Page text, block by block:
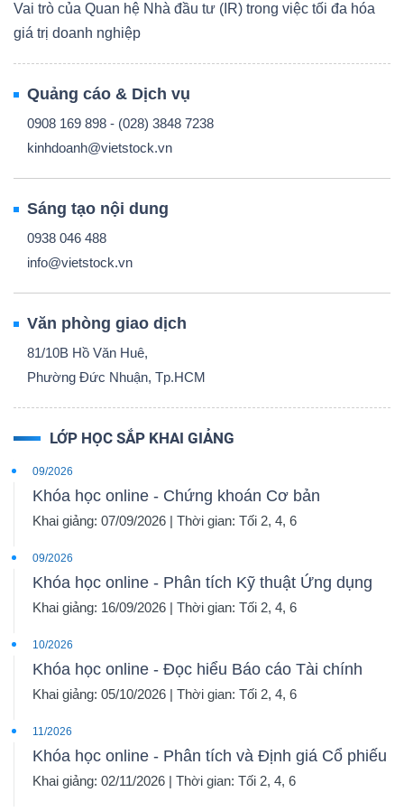
Vai trò của Quan hệ Nhà đầu tư (IR) trong việc tối đa hóa
giá trị doanh nghiệp
Quảng cáo & Dịch vụ
0908 169 898 - (028) 3848 7238
kinhdoanh@vietstock.vn
Sáng tạo nội dung
0938 046 488
info@vietstock.vn
Văn phòng giao dịch
81/10B Hồ Văn Huê,
Phường Đức Nhuận, Tp.HCM
LỚP HỌC SẮP KHAI GIẢNG
09/2026
Khóa học online - Chứng khoán Cơ bản
Khai giảng: 07/09/2026 | Thời gian: Tối 2, 4, 6
09/2026
Khóa học online - Phân tích Kỹ thuật Ứng dụng
Khai giảng: 16/09/2026 | Thời gian: Tối 2, 4, 6
10/2026
Khóa học online - Đọc hiểu Báo cáo Tài chính
Khai giảng: 05/10/2026 | Thời gian: Tối 2, 4, 6
11/2026
Khóa học online - Phân tích và Định giá Cổ phiếu
Khai giảng: 02/11/2026 | Thời gian: Tối 2, 4, 6